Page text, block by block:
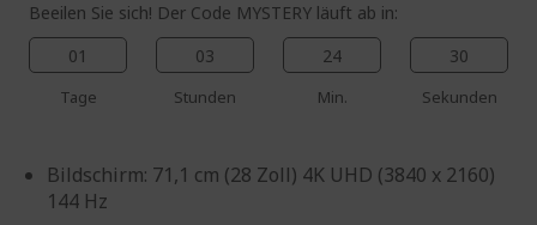
Beeilen Sie sich! Der Code MYSTERY läuft ab in:
01
Tage
03
Stunden
24
Min.
30
Sekunden
Bildschirm: 71,1 cm (28 Zoll) 4K UHD (3840 x 2160)
144 Hz